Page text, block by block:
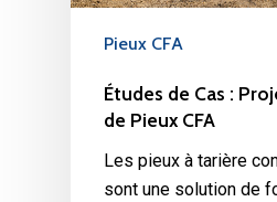
Pieux CFA
Études de Cas :
de Pieux CFA
Les pieux à tarière
sont une solution de